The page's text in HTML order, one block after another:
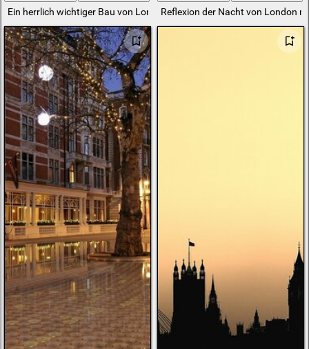
Ein herrlich wichtiger Bau von LondonReflexion der Nacht von London